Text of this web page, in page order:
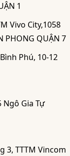
1
Vivo City,1058
PHONG QUẬN 7
Phú, 10-12
Ngô Gia Tự
3, TTTM Vincom